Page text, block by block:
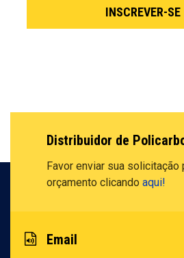
INSCREVER-SE
Distribuidor de
Favor enviar sua solicitação
orçamento clicando aqui!
Email